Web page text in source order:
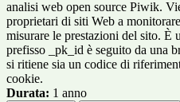
analisi web open source Piwik.
proprietari di siti Web a
misurare le prestazioni del sito.
prefisso _pk_id è seguito da una
si ritiene sia un codice di
cookie.
Durata: 1 anno